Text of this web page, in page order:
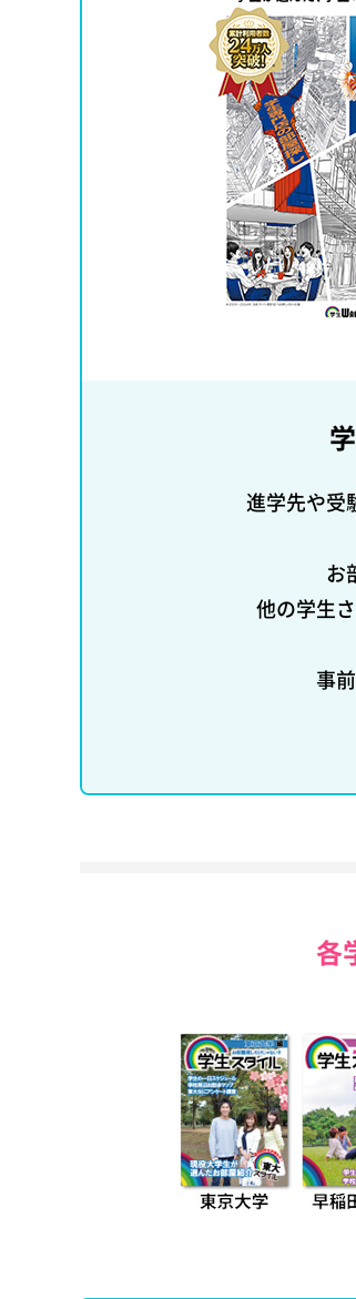
進学先や受
お
他の学生
事
各